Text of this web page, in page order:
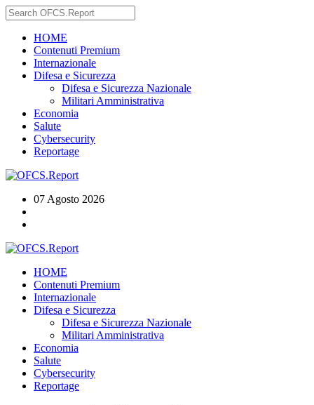
HOME
Contenuti Premium
Internazionale
Difesa e Sicurezza
Difesa e Sicurezza Nazionale
Militari Amministrativa
Economia
Salute
Cybersecurity
Reportage
07 Agosto 2026
HOME
Contenuti Premium
Internazionale
Difesa e Sicurezza
Difesa e Sicurezza Nazionale
Militari Amministrativa
Economia
Salute
Cybersecurity
Reportage